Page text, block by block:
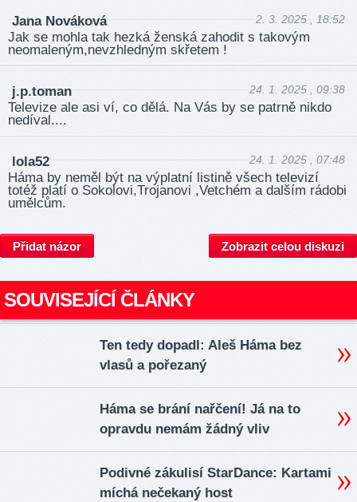
Jana Nováková 2. 3. 2025 , 18:52
Jak se mohla tak hezká ženská zahodit s takovým
neoma­leným­,nev­zhled­ným skřetem !
j.p.toman 24. 1. 2025 , 09:38
Televize ale asi ví, co dělá. Na Vás by se patrně nikdo
nedíval....
lola52 24. 1. 2025 , 07:48
Háma by neměl být na výplatní listině všech televizí
totéž platí o Sokolovi,Trojanovi ,Vetchém a dalším rádobi
umělcům.
Přidat názor Zobrazit celou diskuzi
SOUVISEJÍCÍ ČLÁNKY
Ten tedy dopadl: Aleš Háma bez
vlasů a pořezaný
Háma se brání nařčení! Já na to
opravdu nemám žádný vliv
Podivné zákulisí StarDance: Kartami
míchá nečekaný host